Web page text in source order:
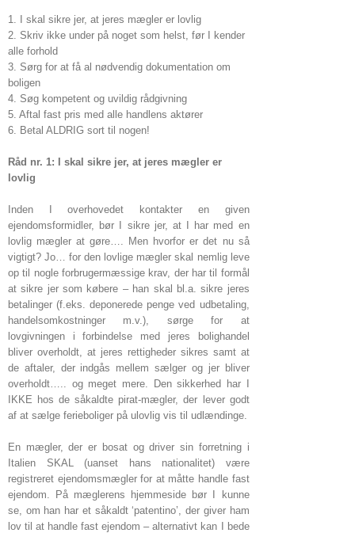
1. I skal sikre jer, at jeres mægler er lovlig
2. Skriv ikke under på noget som helst, før I kender
alle forhold
3. Sørg for at få al nødvendig dokumentation om
boligen
4. Søg kompetent og uvildig rådgivning
5. Aftal fast pris med alle handlens aktører
6. Betal ALDRIG sort til nogen!
Råd nr. 1: I skal sikre jer, at jeres mægler er
lovlig
Inden I overhovedet kontakter en given
ejendomsformidler, bør I sikre jer, at I har med en
lovlig mægler at gøre…. Men hvorfor er det nu så
vigtigt? Jo… for den lovlige mægler skal nemlig leve
op til nogle forbrugermæssige krav, der har til formål
at sikre jer som købere – han skal bl.a. sikre jeres
betalinger (f.eks. deponerede penge ved udbetaling,
handelsomkostninger m.v.), sørge for at
lovgivningen i forbindelse med jeres bolighandel
bliver overholdt, at jeres rettigheder sikres samt at
de aftaler, der indgås mellem sælger og jer bliver
overholdt….. og meget mere. Den sikkerhed har I
IKKE hos de såkaldte pirat-mægler, der lever godt
af at sælge ferieboliger på ulovlig vis til udlændinge.
En mægler, der er bosat og driver sin forretning i
Italien SKAL (uanset hans nationalitet) være
registreret ejendomsmægler for at måtte handle fast
ejendom. På mæglerens hjemmeside bør I kunne
se, om han har et såkaldt ‘patentino’, der giver ham
lov til at handle fast ejendom – alternativt kan I bede